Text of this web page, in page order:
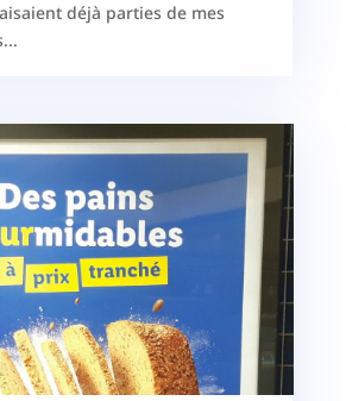
déjà parties de mes